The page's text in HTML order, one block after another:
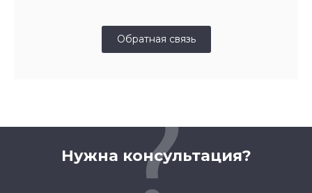
Обратная связь
Нужна консультация?